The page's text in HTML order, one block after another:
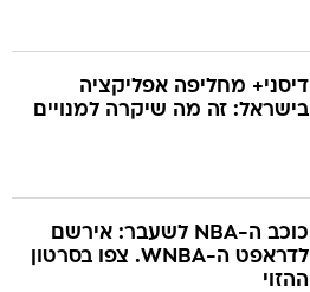
דיסני+ מחליפה אפליקציה
בישראל: זה מה שיקרה למנויים
כוכב ה-NBA לשעבר: אירשם
לדראפט ה-WNBA. צפו בסרטון
ההזוי